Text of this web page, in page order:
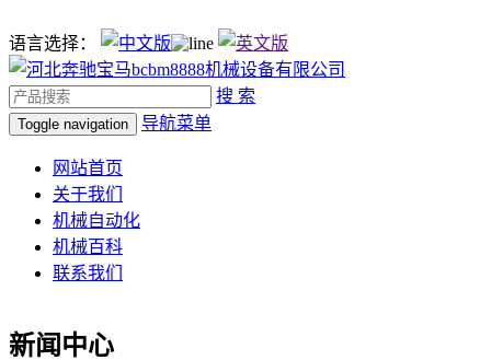
语言选择：
搜 索
Toggle navigation 导航菜单
网站首页
关于我们
机械自动化
机械百科
联系我们
新闻中心